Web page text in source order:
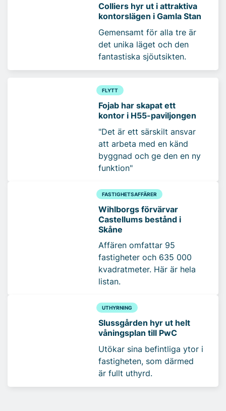
Colliers hyr ut i attraktiva
kontorslägen i Gamla Stan
Gemensamt för alla tre är
det unika läget och den
fantastiska sjöutsikten.
FLYTT
Fojab har skapat ett
kontor i H55-paviljongen
"Det är ett särskilt ansvar
att arbeta med en känd
byggnad och ge den en ny
funktion"
FASTIGHETSAFFÄRER
Wihlborgs förvärvar
Castellums bestånd i
Skåne
Affären omfattar 95
fastigheter och 635 000
kvadratmeter. Här är hela
listan.
UTHYRNING
Slussgården hyr ut helt
våningsplan till PwC
Utökar sina befintliga ytor i
fastigheten, som därmed
är fullt uthyrd.